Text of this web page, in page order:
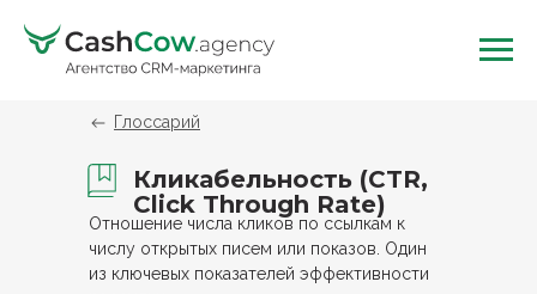
Кликабельность (CTR,
Click Through Rate)
Отношение числа кликов по ссылкам к
числу открытых писем или показов. Один
из ключевых показателей эффективности
Глоссарий